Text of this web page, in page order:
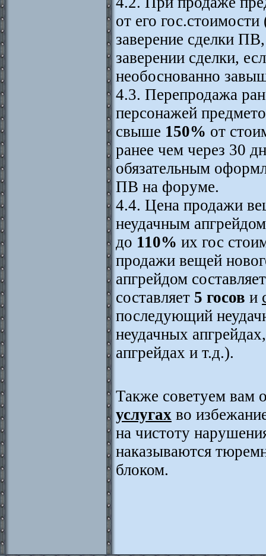
от его гос.стоимости
заверение сделки
заверении сделки,
необоснованно
4.3. Перепродажа
персонажей
свыше 150% от
ранее чем через 30
обязательным
ПВ на форуме.
4.4. Цена продажи
неудачным
до 110% их гос
продажи вещей
апгрейдом
составляет 5 госов и
последующий
неудачных
апгрейдах и т.д.).
Также советуем вам
услугах во
на чистоту
наказываются
блоком.